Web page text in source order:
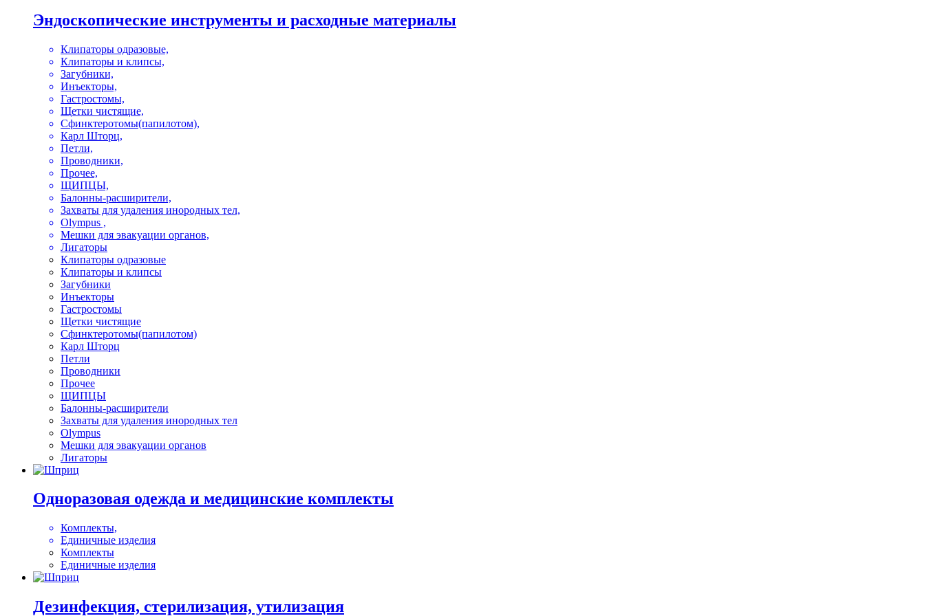
Эндоскопические инструменты и расходные материалы
Клипаторы одразовые,
Клипаторы и клипсы,
Загубники,
Инъекторы,
Гастростомы,
Щетки чистящие,
Сфинктеротомы(папилотом),
Карл Шторц,
Петли,
Проводники,
Прочее,
ЩИПЦЫ,
Балонны-расширители,
Захваты для удаления инородных тел,
Olympus ,
Мешки для эвакуации органов,
Лигаторы
Клипаторы одразовые
Клипаторы и клипсы
Загубники
Инъекторы
Гастростомы
Щетки чистящие
Сфинктеротомы(папилотом)
Карл Шторц
Петли
Проводники
Прочее
ЩИПЦЫ
Балонны-расширители
Захваты для удаления инородных тел
Olympus
Мешки для эвакуации органов
Лигаторы
Одноразовая одежда и медицинские комплекты
Комплекты,
Единичные изделия
Комплекты
Единичные изделия
Дезинфекция, стерилизация, утилизация